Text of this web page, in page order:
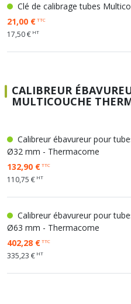
Clé de calibrage tubes
21,00 €TTC
17,50 € HT
CALIBREUR
MULTICOUCHE
Calibreur ébavureur pour
Ø32 mm - Thermacome
132,90 €TTC
110,75 € HT
Calibreur ébavureur pour
Ø63 mm - Thermacome
402,28 €TTC
335,23 € HT